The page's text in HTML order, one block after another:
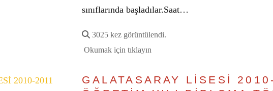
sınıflarında başladılar.Saat…
3025 kez görüntülendi.
Okumak için tıklayın
GALATASARAY LİSESİ